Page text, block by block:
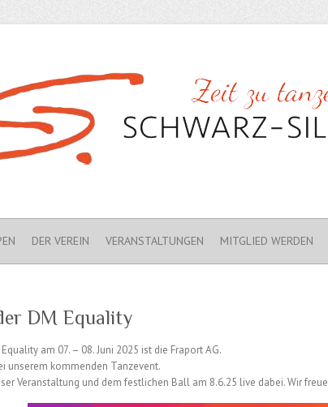
DER VEREIN VERANSTALTUNGEN MITGLIED WERDEN
DM Equality
am 07. – 08. Juni 2025 ist die Fraport AG.
unserem kommenden Tanzevent.
Veranstaltung und dem festlichen Ball am 8.6.25 live dabei. Wir